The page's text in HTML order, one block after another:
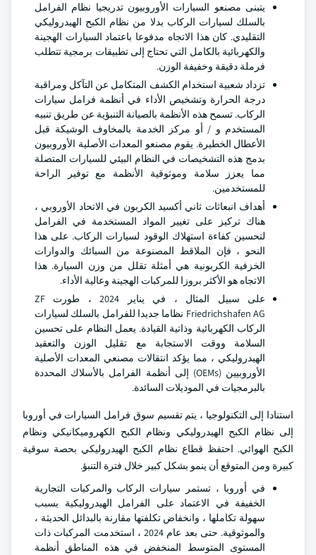
يتبنى مصنعو السيارات الأوروبيون تدريجيا نظام الفرامل
بالسلك لسيارات الركاب بدلا من نظام الكبح الهيدروليكي
التقليدي. كان هذا الاتجاه مدفوعا باعتماد السيارات الهجينة
والكهربائية بالكامل التي تحتاج إلى تطبيقات برمجية تتطلب
فرملة دقيقة وخفيفة الوزن.
تزداد شعبية استخدام الكشف المتكامل عن التآكل ومراقبة
درجة الحرارة وتشخيص الأداء في أنظمة فرامل سيارات
الركاب. تسمح هذه الأنظمة بالصيانة التنبؤية عن طريق تنبيه
المستخدم و / أو مركز الخدمة بالمخاوف الوشيكة قبل
الأعطال الخطيرة. يقوم مصنعو المعدات الأصلية الأوروبيون
بدمج هذه التشخيصات في النظام البيئي للسيارات المتصلة
مما يعزز سلامة وموثوقية الأنظمة مع توفير الراحة
للمستخدمين.
أهداف انبعاثات ثاني أكسيد الكربون في الاتحاد الأوروبي ،
هناك تركيز على تغيير المواد المستخدمة في الفرامل
لتحسين كفاءة استهلاك الوقود لسيارات الركاب. على هذا
النحو ، فإن الملاقط المصنوعة من السبائك والدوارات
الخزفية الكربونية هي أمثلة تقلل من وزن السيارة. هذا
الاتجاه هو الأكثر بروزا للمركبات الهجينة وعالية الأداء.
على سبيل المثال ، في يناير 2024 ، طورت ZF
Friedrichshafen AG نظاما جديدا للفرامل بالسلك لسيارات
الركاب الكهربائية وذاتية القيادة. يعمل النظام على تحسين
السلامة ووقت الاستجابة مع تقليل الوزن والتعقيد
الهيدروليكي ، مما يؤكد انتقالات مصنعي المعدات الأصلية
الأوروبيين (OEMs) إلى أنظمة الفرامل بالأسلاك المحددة
بالبرمجيات في الموديلات السائدة.
استنادا إلى التكنولوجيا ، يتم تقسيم سوق فرامل السيارات في أوروبا
إلى نظام الكبح الهيدروليكي ونظام الكبح الكهروميكانيكي ونظام
الكبح الهوائي. احتفظ قطاع نظام الكبح الهيدروليكي بحصة سوقية
كبيرة ومن المتوقع أن ينمو بشكل كبير خلال فترة التنبؤ.
في أوروبا ، تستمر سيارات الركاب والمركبات التجارية
الخفيفة في الاعتماد على الفرامل الهيدروليكية بسبب
سهولة تكاملها ، وانخفاض تكلفتها مقارنة بالبدائل الحديثة ،
والموثوقية. حتى بعد عام 2024 ، استخدمت المركبات ذات
المستوى المتوسط المنخفض في هذه المناطق أنظمة